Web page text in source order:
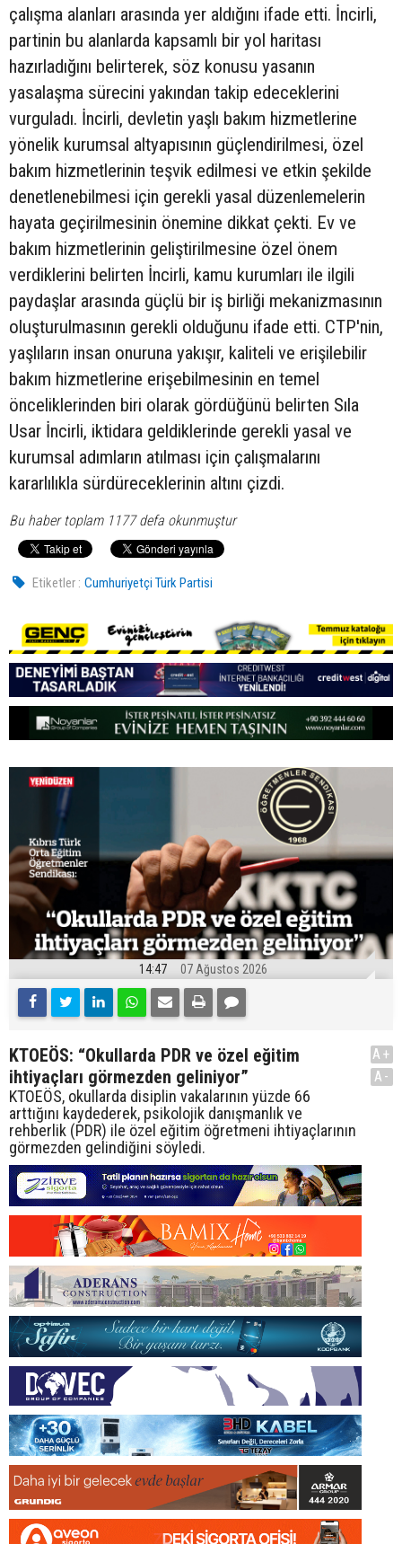
çalışma alanları arasında yer aldığını ifade etti. İncirli,
partinin bu alanlarda kapsamlı bir yol haritası
hazırladığını belirterek, söz konusu yasanın
yasalaşma sürecini yakından takip edeceklerini
vurguladı. İncirli, devletin yaşlı bakım hizmetlerine
yönelik kurumsal altyapısının güçlendirilmesi, özel
bakım hizmetlerinin teşvik edilmesi ve etkin şekilde
denetlenebilmesi için gerekli yasal düzenlemelerin
hayata geçirilmesinin önemine dikkat çekti. Ev ve
bakım hizmetlerinin geliştirilmesine özel önem
verdiklerini belirten İncirli, kamu kurumları ile ilgili
paydaşlar arasında güçlü bir iş birliği mekanizmasının
oluşturulmasının gerekli olduğunu ifade etti. CTP'nin,
yaşlıların insan onuruna yakışır, kaliteli ve erişilebilir
bakım hizmetlerine erişebilmesinin en temel
önceliklerinden biri olarak gördüğünü belirten Sıla
Usar İncirli, iktidara geldiklerinde gerekli yasal ve
kurumsal adımların atılması için çalışmalarını
kararlılıkla sürdüreceklerinin altını çizdi.
Bu haber toplam 1177 defa okunmuştur
Etiketler : Cumhuriyetçi Türk Partisi
14:47 07 Ağustos 2026
KTOEÖS: “Okullarda PDR ve özel eğitim
ihtiyaçları görmezden geliniyor”
KTOEÖS, okullarda disiplin vakalarının yüzde 66
arttığını kaydederek, psikolojik danışmanlık ve
rehberlik (PDR) ile özel eğitim öğretmeni ihtiyaçlarının
görmezden gelindiğini söyledi.
A+
A-